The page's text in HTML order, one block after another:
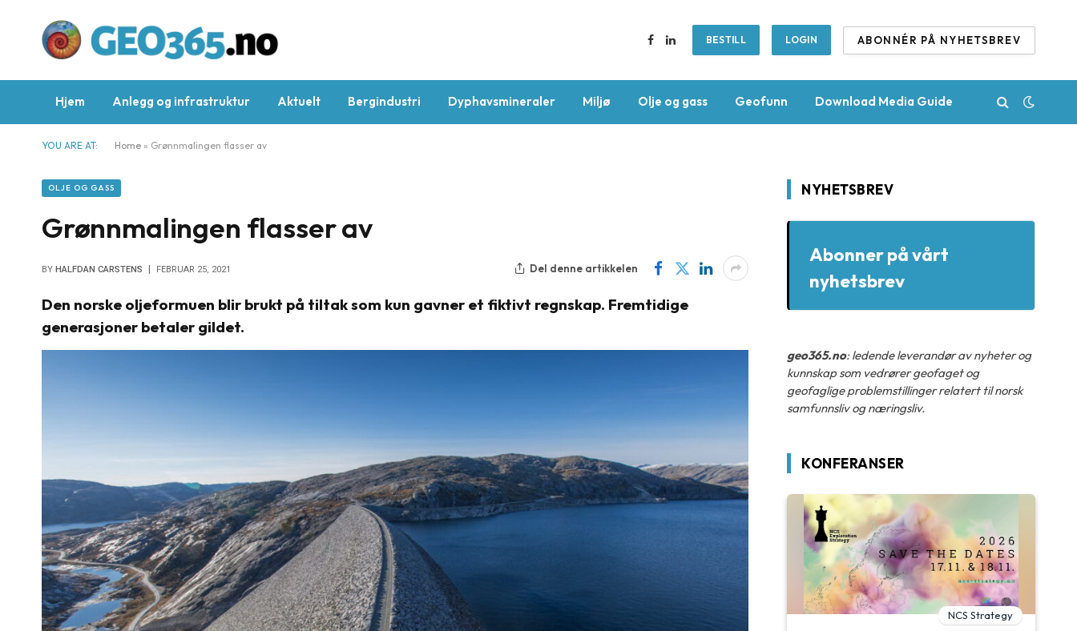
Facebook
LinkedInBESTILL LOGIN ABONNÉR PÅ NYHETSBREV
Hjem Anlegg og infrastruktur Aktuelt Bergindustri Dyphavsmineraler Miljø Olje og gass Geofunn Download Media Guide
YOU ARE AT: Home » Grønnmalingen flasser av
OLJE OG GASS
Grønnmalingen flasser av
BY HALFDAN CARSTENS FEBRUAR 25, 2021 Del denne artikkelen
Den norske oljeformuen blir brukt på tiltak som kun gavner et fiktivt regnskap. Fremtidige
generasjoner betaler gildet.
NYHETSBREV
Abonner på vårt
nyhetsbrev
geo365.no: ledende leverandør av nyheter og
kunnskap som vedrører geofaget og
geofaglige problemstillinger relatert til norsk
samfunnsliv og næringsliv.
KONFERANSER
NCS Strategy